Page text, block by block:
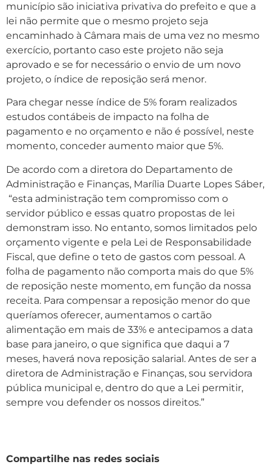
município são iniciativa privativa do prefeito e que a
lei não permite que o mesmo projeto seja
encaminhado à Câmara mais de uma vez no mesmo
exercício, portanto caso este projeto não seja
aprovado e se for necessário o envio de um novo
projeto, o índice de reposição será menor.
Para chegar nesse índice de 5% foram realizados
estudos contábeis de impacto na folha de
pagamento e no orçamento e não é possível, neste
momento, conceder aumento maior que 5%.
De acordo com a diretora do Departamento de
Administração e Finanças, Marília Duarte Lopes Sáber,
“esta administração tem compromisso com o
servidor público e essas quatro propostas de lei
demonstram isso. No entanto, somos limitados pelo
orçamento vigente e pela Lei de Responsabilidade
Fiscal, que define o teto de gastos com pessoal. A
folha de pagamento não comporta mais do que 5%
de reposição neste momento, em função da nossa
receita. Para compensar a reposição menor do que
queríamos oferecer, aumentamos o cartão
alimentação em mais de 33% e antecipamos a data
base para janeiro, o que significa que daqui a 7
meses, haverá nova reposição salarial. Antes de ser a
diretora de Administração e Finanças, sou servidora
pública municipal e, dentro do que a Lei permitir,
sempre vou defender os nossos direitos.”
Compartilhe nas redes sociais